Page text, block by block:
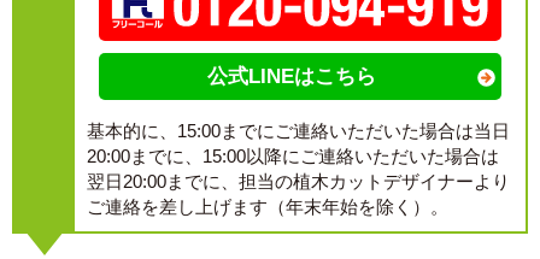
公式LINEはこちら
基本的に、15:00までにご連絡いただいた場合は当日
20:00までに、15:00以降にご連絡いただいた場合は
翌日20:00までに、担当の植木カットデザイナーより
ご連絡を差し上げます（年末年始を除く）。